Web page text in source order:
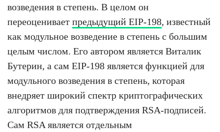
возведения в степень. В целом он
переоценивает предыдущий EIP-198, известный
как модульное возведение в степень с большим
целым числом. Его автором является Виталик
Бутерин, а сам EIP-198 является функцией для
модульного возведения в степень, которая
внедряет широкий спектр криптографических
алгоритмов для подтверждения RSA-подписей.
Сам RSA является отдельным